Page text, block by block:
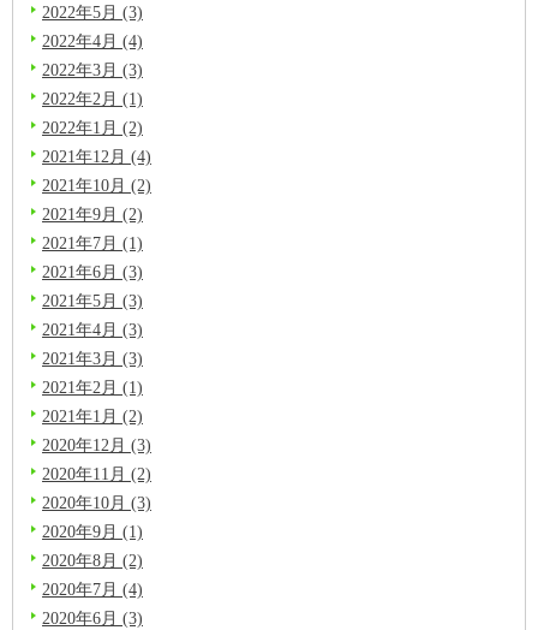
2022年5月 (3)
2022年4月 (4)
2022年3月 (3)
2022年2月 (1)
2022年1月 (2)
2021年12月 (4)
2021年10月 (2)
2021年9月 (2)
2021年7月 (1)
2021年6月 (3)
2021年5月 (3)
2021年4月 (3)
2021年3月 (3)
2021年2月 (1)
2021年1月 (2)
2020年12月 (3)
2020年11月 (2)
2020年10月 (3)
2020年9月 (1)
2020年8月 (2)
2020年7月 (4)
2020年6月 (3)